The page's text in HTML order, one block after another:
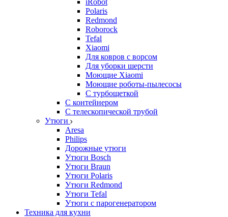
iRobot
Polaris
Redmond
Roborock
Tefal
Xiaomi
Для ковров с ворсом
Для уборки шерсти
Моющие Xiaomi
Моющие роботы-пылесосы
С турбощеткой
С контейнером
С телескопической трубой
Утюги
Aresa
Philips
Дорожные утюги
Утюги Bosch
Утюги Braun
Утюги Polaris
Утюги Redmond
Утюги Tefal
Утюги с парогенератором
Техника для кухни